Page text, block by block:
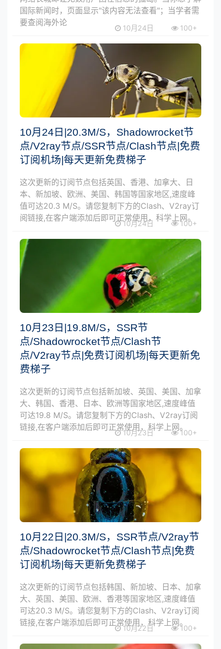
国际新闻时，页面显示"该内容无法查看"；当学者需
要查阅海外论
10月24日 100+
10月24日|20.3M/S，Shadowrocket节
点/V2ray节点/SSR节点/Clash节点|免费
订阅机场|每天更新免费梯子
这次更新的订阅节点包括英国、香港、加拿大、日
本、新加坡、欧洲、美国、韩国等国家地区,速度峰
值可达20.3 M/S。请您复制下方的Clash、V2ray订
阅链接,在客户端添加后即可正常使用，科学上网。
10月24日 100+
10月23日|19.8M/S，SSR节
点/Shadowrocket节点/Clash节
点/V2ray节点|免费订阅机场|每天更新免
费梯子
这次更新的订阅节点包括新加坡、英国、美国、加拿
大、韩国、香港、日本、欧洲等国家地区,速度峰值
可达19.8 M/S。请您复制下方的Clash、V2ray订阅
链接,在客户端添加后即可正常使用，科学上网。
10月23日 100+
10月22日|20.3M/S，SSR节点/V2ray节
点/Shadowrocket节点/Clash节点|免费
订阅机场|每天更新免费梯子
这次更新的订阅节点包括韩国、新加坡、日本、加拿
大、英国、美国、欧洲、香港等国家地区,速度峰值
可达20.3 M/S。请您复制下方的Clash、V2ray订阅
链接,在客户端添加后即可正常使用，科学上网。
10月22日 100+